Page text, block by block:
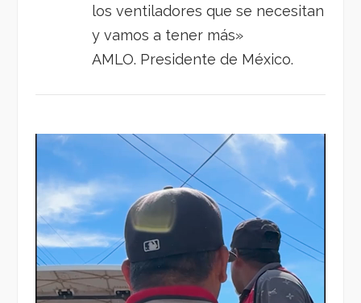
los ventiladores que se necesitan
y vamos a tener más»
AMLO. Presidente de México.
Reproductor
vídeo